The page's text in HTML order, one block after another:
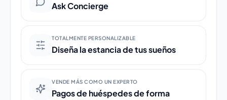
Ask Concierge
TOTALMENTE PERSONALIZABLE
Diseña la estancia de tus sueños
VENDE MÁS COMO UN EXPERTO
Pagos de huéspedes de forma